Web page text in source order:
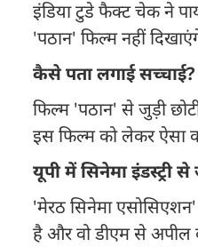
इंडिया टुडे फैक्ट चेक ने
'पठान' फिल्म नहीं
कैसे पता लगाई सच्चाई?
फिल्म 'पठान' से जुड़ी
इस फिल्म को लेकर ऐसा
यूपी में सिनेमा इंडस्ट्री
'मेरठ सिनेमा
है और वो डीएम से अपील